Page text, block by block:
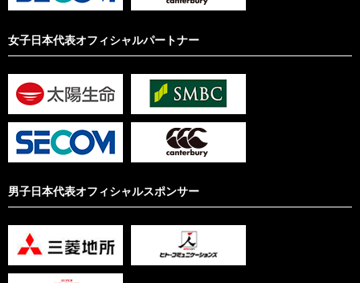
女子日本代表オフィシャルパートナー
男子日本代表オフィシャルスポンサー